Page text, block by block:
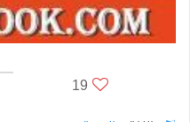
19